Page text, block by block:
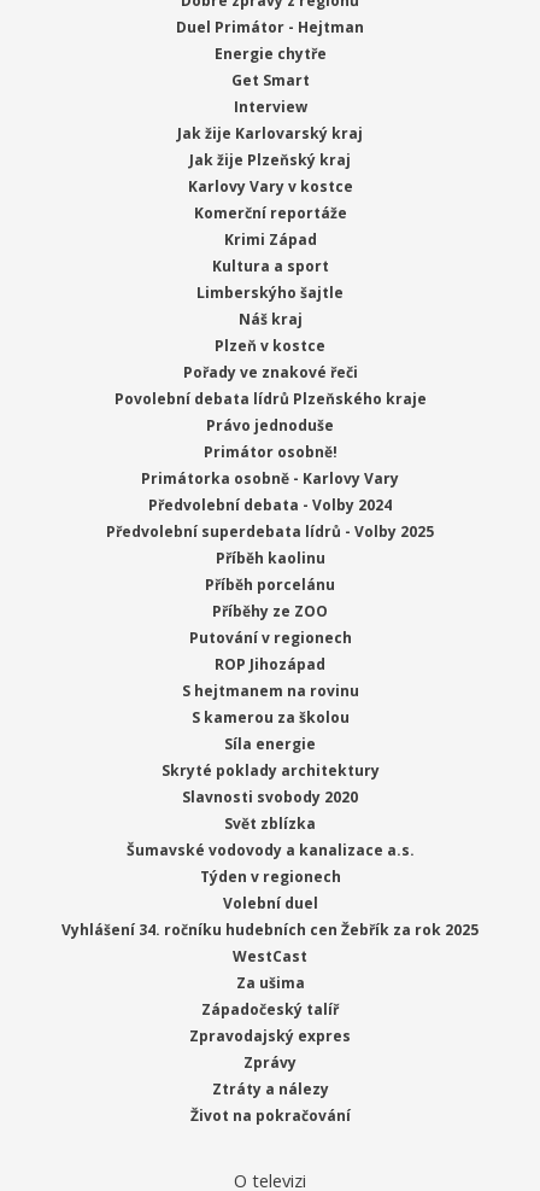
Duel Primátor - Hejtman
Energie chytře
Get Smart
Interview
Jak žije Karlovarský kraj
Jak žije Plzeňský kraj
Karlovy Vary v kostce
Komerční reportáže
Krimi Západ
Kultura a sport
Limberskýho šajtle
Náš kraj
Plzeň v kostce
Pořady ve znakové řeči
Povolební debata lídrů Plzeňského kraje
Právo jednoduše
Primátor osobně!
Primátorka osobně - Karlovy Vary
Předvolební debata - Volby 2024
Předvolební superdebata lídrů - Volby 2025
Příběh kaolinu
Příběh porcelánu
Příběhy ze ZOO
Putování v regionech
ROP Jihozápad
S hejtmanem na rovinu
S kamerou za školou
Síla energie
Skryté poklady architektury
Slavnosti svobody 2020
Svět zblízka
Šumavské vodovody a kanalizace a.s.
Týden v regionech
Volební duel
Vyhlášení 34. ročníku hudebních cen Žebřík za rok 2025
WestCast
Za ušima
Západočeský talíř
Zpravodajský expres
Zprávy
Ztráty a nálezy
Život na pokračování
O televizi